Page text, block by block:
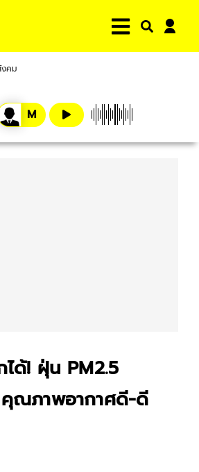
คม
ด้! ฝุ่น PM2.5
ณภาพอากาศดี-ดี